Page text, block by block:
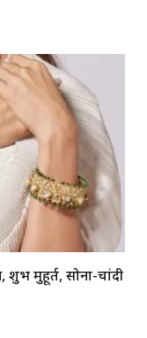
शुभ मुहूर्त, सोना-चांदी